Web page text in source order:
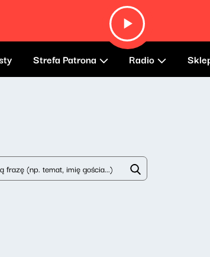
Strefa Patrona Radio